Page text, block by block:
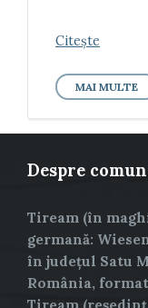
Citește
MAI MULTE
Despre
Tiream (în
germană:
în județul Satu
România,